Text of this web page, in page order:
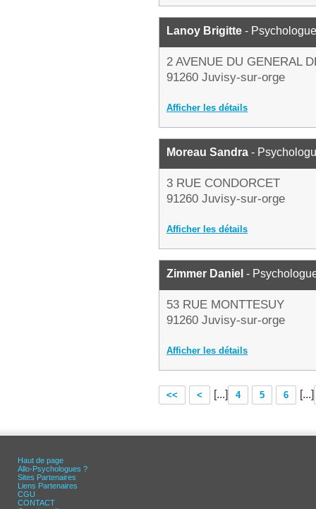
Lanoy Brigitte - Psychologue
2 AVENUE DU GENERAL
91260 Juvisy-sur-orge
Afficher les détails
Moreau Sandra -
3 RUE CONDORCET
91260 Juvisy-sur-orge
Afficher les détails
Zimmer Daniel -
53 RUE MONTTESUY
91260 Juvisy-sur-orge
Afficher les détails
<< < [...] 4 5 6 [...]
Haut de page
Allo-Psychologues ?
Sites Partenaires
Liens Partenaires
CGU
CONTACT